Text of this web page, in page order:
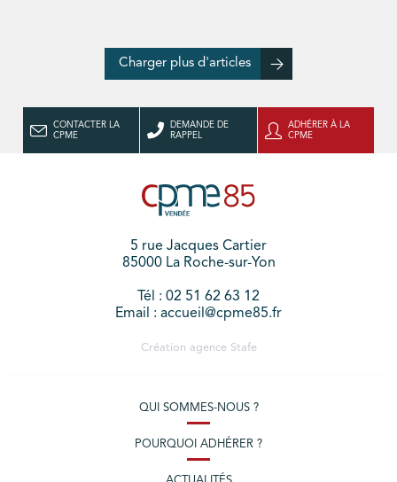
Charger plus d'articles
CONTACTER LA
CPME
DEMANDE DE
RAPPEL
ADHÉRER À LA
CPME
5 rue Jacques Cartier
85000 La Roche-sur-Yon
Tél : 02 51 62 63 12
Email : accueil@cpme85.fr
Création agence Stafe
QUI SOMMES-NOUS ?
POURQUOI ADHÉRER ?